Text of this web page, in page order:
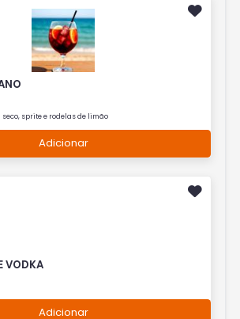
sprite e rodelas de limão
Adicionar
VODKA
Adicionar